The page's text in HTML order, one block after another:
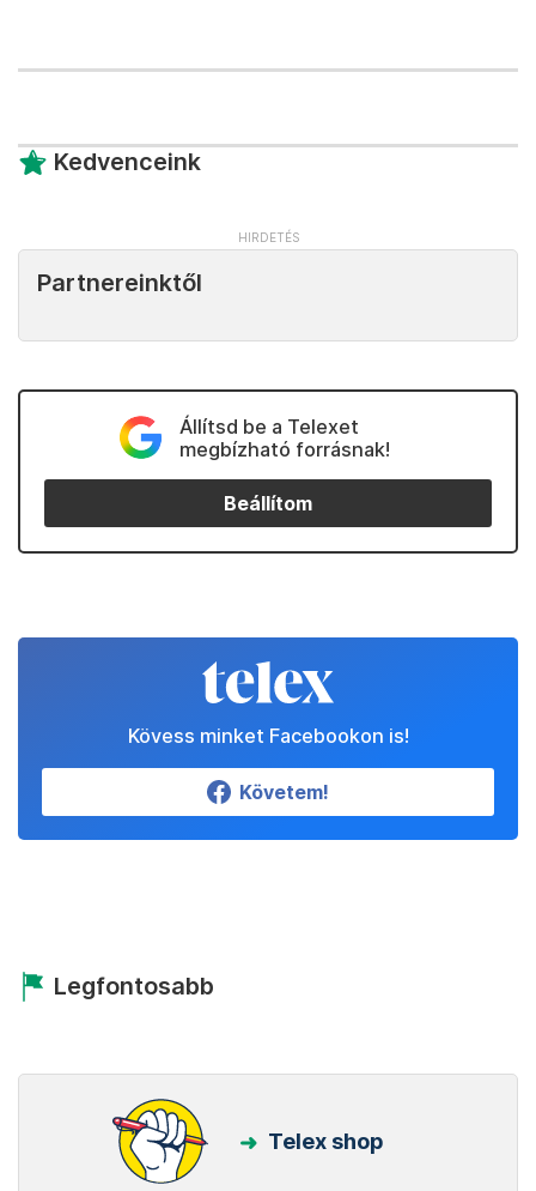
Kedvenceink
Partnereinktől
Állítsd be a Telexet
megbízható forrásnak!
Beállítom
Kövess minket Facebookon is!
Követem!
Legfontosabb
Telex shop